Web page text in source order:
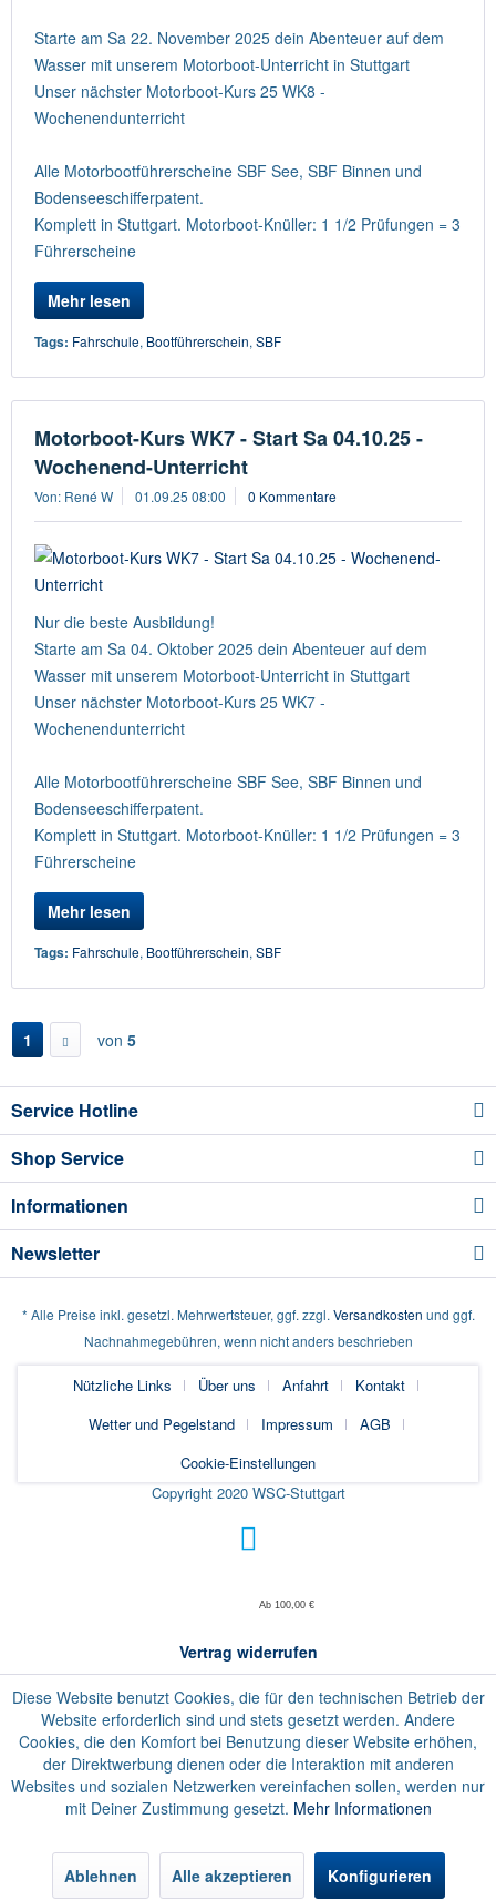
Starte am Sa 22. November 2025 dein Abenteuer auf dem
Wasser mit unserem Motorboot-Unterricht in Stuttgart
Unser nächster Motorboot-Kurs 25 WK8 -
Wochenendunterricht
Alle Motorbootführerscheine SBF See, SBF Binnen und
Bodenseeschifferpatent.
Komplett in Stuttgart. Motorboot-Knüller: 1 1/2 Prüfungen = 3
Führerscheine
Mehr lesen
Tags: Fahrschule, Bootführerschein, SBF
Motorboot-Kurs WK7 - Start Sa 04.10.25 -
Wochenend-Unterricht
Von: René W 01.09.25 08:00 0 Kommentare
Nur die beste Ausbildung!
Starte am Sa 04. Oktober 2025 dein Abenteuer auf dem
Wasser mit unserem Motorboot-Unterricht in Stuttgart
Unser nächster Motorboot-Kurs 25 WK7 -
Wochenendunterricht
Alle Motorbootführerscheine SBF See, SBF Binnen und
Bodenseeschifferpatent.
Komplett in Stuttgart. Motorboot-Knüller: 1 1/2 Prüfungen = 3
Führerscheine
Mehr lesen
Tags: Fahrschule, Bootführerschein, SBF
1 von 5
Service Hotline
Shop Service
Informationen
Newsletter
* Alle Preise inkl. gesetzl. Mehrwertsteuer, ggf. zzgl. Versandkosten und ggf.
Nachnahmegebühren, wenn nicht anders beschrieben
Nützliche Links Über uns Anfahrt
Kontakt
Wetter und Pegelstand
Impressum
AGB
Cookie-Einstellungen
Copyright 2020 WSC-Stuttgart
Ab 100,00 €
Vertrag widerrufen
Diese Website benutzt Cookies, die für den technischen Betrieb der
Website erforderlich sind und stets gesetzt werden. Andere
Cookies, die den Komfort bei Benutzung dieser Website erhöhen,
der Direktwerbung dienen oder die Interaktion mit anderen
Websites und sozialen Netzwerken vereinfachen sollen, werden nur
mit Deiner Zustimmung gesetzt. Mehr Informationen
Ablehnen Alle akzeptieren Konfigurieren